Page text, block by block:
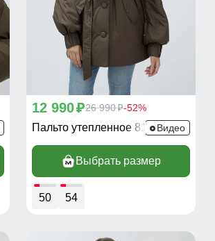
12 990p26 990p-52%
Пальто утепленное 8166KВидео
Выбрать размер
50 54